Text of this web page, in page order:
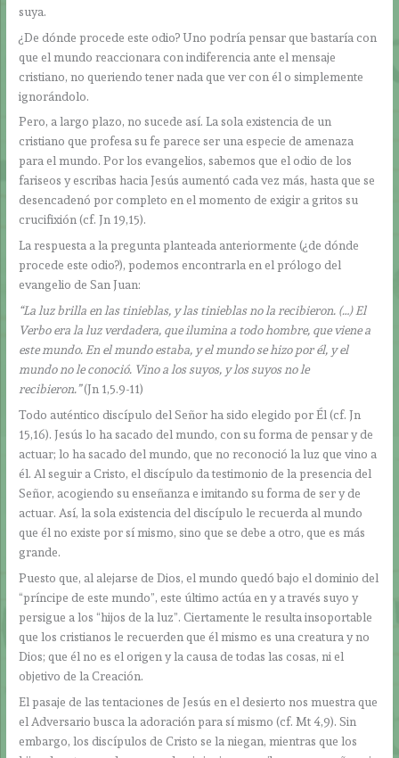
suya.
¿De dónde procede este odio? Uno podría pensar que bastaría con
que el mundo reaccionara con indiferencia ante el mensaje
cristiano, no queriendo tener nada que ver con él o simplemente
ignorándolo.
Pero, a largo plazo, no sucede así. La sola existencia de un
cristiano que profesa su fe parece ser una especie de amenaza
para el mundo. Por los evangelios, sabemos que el odio de los
fariseos y escribas hacia Jesús aumentó cada vez más, hasta que se
desencadenó por completo en el momento de exigir a gritos su
crucifixión (cf. Jn 19,15).
La respuesta a la pregunta planteada anteriormente (¿de dónde
procede este odio?), podemos encontrarla en el prólogo del
evangelio de San Juan:
“La luz brilla en las tinieblas, y las tinieblas no la recibieron. (…) El
Verbo era la luz verdadera, que ilumina a todo hombre, que viene a
este mundo. En el mundo estaba, y el mundo se hizo por él, y el
mundo no le conoció. Vino a los suyos, y los suyos no le
recibieron.”(Jn 1,5.9-11)
Todo auténtico discípulo del Señor ha sido elegido por Él (cf. Jn
15,16). Jesús lo ha sacado del mundo, con su forma de pensar y de
actuar; lo ha sacado del mundo, que no reconoció la luz que vino a
él. Al seguir a Cristo, el discípulo da testimonio de la presencia del
Señor, acogiendo su enseñanza e imitando su forma de ser y de
actuar. Así, la sola existencia del discípulo le recuerda al mundo
que él no existe por sí mismo, sino que se debe a otro, que es más
grande.
Puesto que, al alejarse de Dios, el mundo quedó bajo el dominio del
“príncipe de este mundo”, este último actúa en y a través suyo y
persigue a los “hijos de la luz”. Ciertamente le resulta insoportable
que los cristianos le recuerden que él mismo es una creatura y no
Dios; que él no es el origen y la causa de todas las cosas, ni el
objetivo de la Creación.
El pasaje de las tentaciones de Jesús en el desierto nos muestra que
el Adversario busca la adoración para sí mismo (cf. Mt 4,9). Sin
embargo, los discípulos de Cristo se la niegan, mientras que los